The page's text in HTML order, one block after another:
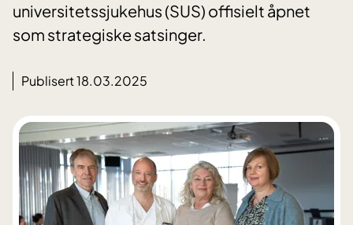
universitetssjukehus (SUS) offisielt åpnet
som strategiske satsinger.
Publisert 18.03.2025